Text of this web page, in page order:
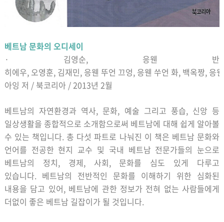
베트남 문화의 오디세이
· 김영순, 응웬 반
히에우, 오영훈, 김재민, 응웬 뚜언 끄엉, 응웬 쑤언 화, 백옥짱, 응웬
아잉 저 / 북코리아/ 2013년 2월
베트남의 자연환경과 역사, 문화, 예술 그리고 풍습, 신앙 등
일상생활을 종합적으로 소개함으로써 베트남에 대해 쉽게 알아볼
수 있는 책입니다. 총 다섯 파트로 나눠진 이 책은 베트남 문화와
언어를 전공한 현지 교수 및 국내 베트남 전문가들의 눈으로
베트남의 정치, 경제, 사회, 문화를 심도 있게 다루고
있습니다. 베트남의 전반적인 문화를 이해하기 위한 심화된
내용을 담고 있어, 베트남에 관한 정보가 전혀 없는 사람들에게
더없이 좋은 베트남 길잡이가 될 것입니다.